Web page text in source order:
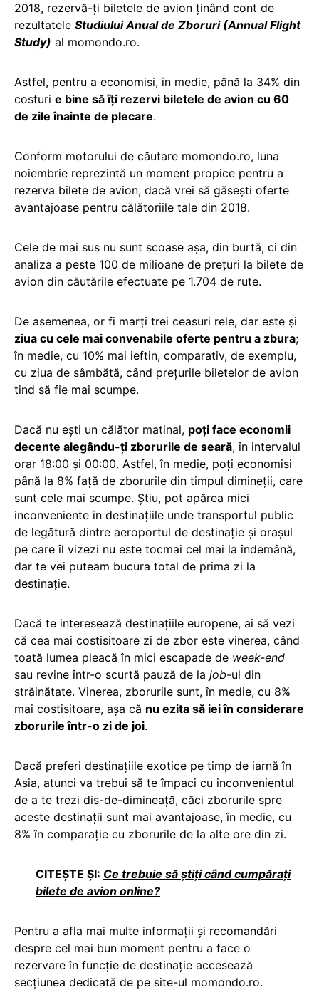
2018, rezervă-ți biletele de avion ținând cont de
rezultatele Studiului Anual de Zboruri (Annual Flight
Study) al momondo.ro.
Astfel, pentru a economisi, în medie, până la 34% din
costuri e bine să îți rezervi biletele de avion cu 60
de zile înainte de plecare.
Conform motorului de căutare momondo.ro, luna
noiembrie reprezintă un moment propice pentru a
rezerva bilete de avion, dacă vrei să găsești oferte
avantajoase pentru călătoriile tale din 2018.
Cele de mai sus nu sunt scoase așa, din burtă, ci din
analiza a peste 100 de milioane de prețuri la bilete de
avion din căutările efectuate pe 1.704 de rute.
De asemenea, or fi marți trei ceasuri rele, dar este și
ziua cu cele mai convenabile oferte pentru a zbura;
în medie, cu 10% mai ieftin, comparativ, de exemplu,
cu ziua de sâmbătă, când prețurile biletelor de avion
tind să fie mai scumpe.
Dacă nu ești un călător matinal, poți face economii
decente alegându-ți zborurile de seară, în intervalul
orar 18:00 și 00:00. Astfel, în medie, poți economisi
până la 8% față de zborurile din timpul dimineții, care
sunt cele mai scumpe. Știu, pot apărea mici
inconveniente în destinațiile unde transportul public
de legătură dintre aeroportul de destinație și orașul
pe care îl vizezi nu este tocmai cel mai la îndemână,
dar te vei puteam bucura total de prima zi la
destinație.
Dacă te interesează destinațiile europene, ai să vezi
că cea mai costisitoare zi de zbor este vinerea, când
toată lumea pleacă în mici escapade de week-end
sau revine într-o scurtă pauză de la job-ul din
străinătate. Vinerea, zborurile sunt, în medie, cu 8%
mai costisitoare, așa că nu ezita să iei în considerare
zborurile într-o zi de joi.
Dacă preferi destinațiile exotice pe timp de iarnă în
Asia, atunci va trebui să te împaci cu inconvenientul
de a te trezi dis-de-dimineață, căci zborurile spre
aceste destinații sunt mai avantajoase, în medie, cu
8% în comparație cu zborurile de la alte ore din zi.
CITEȘTE ȘI: Ce trebuie să ştiţi când cumpăraţi
bilete de avion online?
Pentru a afla mai multe informații și recomandări
despre cel mai bun moment pentru a face o
rezervare în funcție de destinație accesează
secțiunea dedicată de pe site-ul momondo.ro.